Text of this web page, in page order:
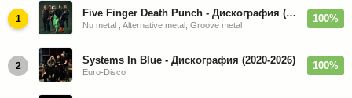
1 Five Finger Death Punch - Дискография (2008-2026)
Nu metal , Alternative metal, Groove metal
100%
2 Systems In Blue - Дискография (2020-2026)
Euro-Disco
100%